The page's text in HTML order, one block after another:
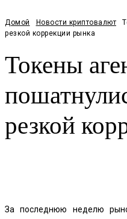
Домой Новости криптовалют
резкой коррекции рынка
Токены
резкой
За последнюю неделю